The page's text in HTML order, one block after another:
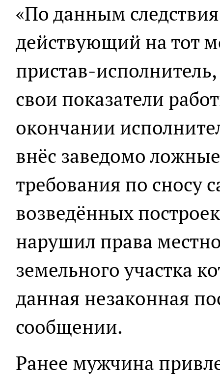
«По данным
действующий на тот
пристав-
свои показатели
окончании
внёс заведомо
требования по сносу
возведённых
нарушил права
земельного участка
данная незаконная
сообщении.
Ранее мужчина